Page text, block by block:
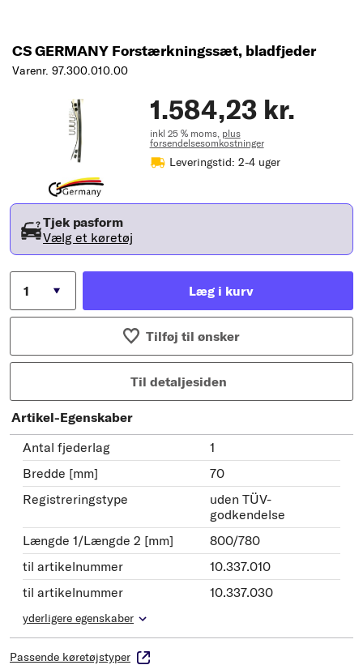
CS GERMANY Forstærkningssæt, bladfjeder
Varenr. 97.300.010.00
1.584,23 kr.
inkl 25 % moms, plus
forsendelsesomkostninger
Leveringstid: 2-4 uger
Tjek pasform
Vælg et køretøj
Læg i kurv
Tilføj til ønsker
Til detaljesiden
Artikel-Egenskaber
Antal fjederlag
1
Bredde [mm]
70
Registreringstype
uden TÜV-
godkendelse
Længde 1/Længde 2 [mm]
800/780
til artikelnummer
10.337.010
til artikelnummer
10.337.030
yderligere egenskaber
Passende køretøjstyper